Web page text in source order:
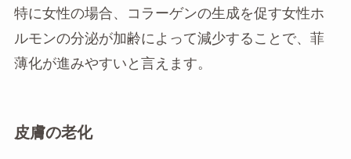
特に女性の場合、コラーゲンの生成を促す女性ホ
ルモンの分泌が加齢によって減少することで、菲
薄化が進みやすいと言えます。
皮膚の老化